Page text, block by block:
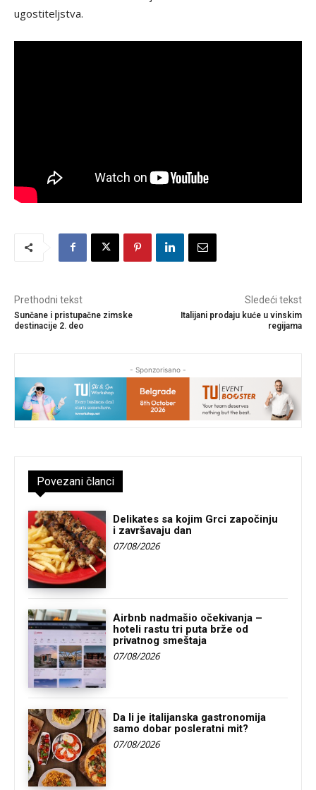
ugostiteljstva.
Prethodni tekst
Sunčane i pristupačne zimske
destinacije 2. deo
Sledeći tekst
Italijani prodaju kuće u vinskim
regijama
- Sponzorisano -
Povezani članci
Delikates sa kojim Grci započinju
i završavaju dan
07/08/2026
Airbnb nadmašio očekivanja –
hoteli rastu tri puta brže od
privatnog smeštaja
07/08/2026
Da li je italijanska gastronomija
samo dobar posleratni mit?
07/08/2026